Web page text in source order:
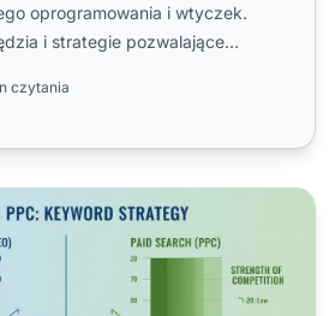
oprogramowania i wtyczek.
i strategie pozwalające
czytania
to to samo co siła